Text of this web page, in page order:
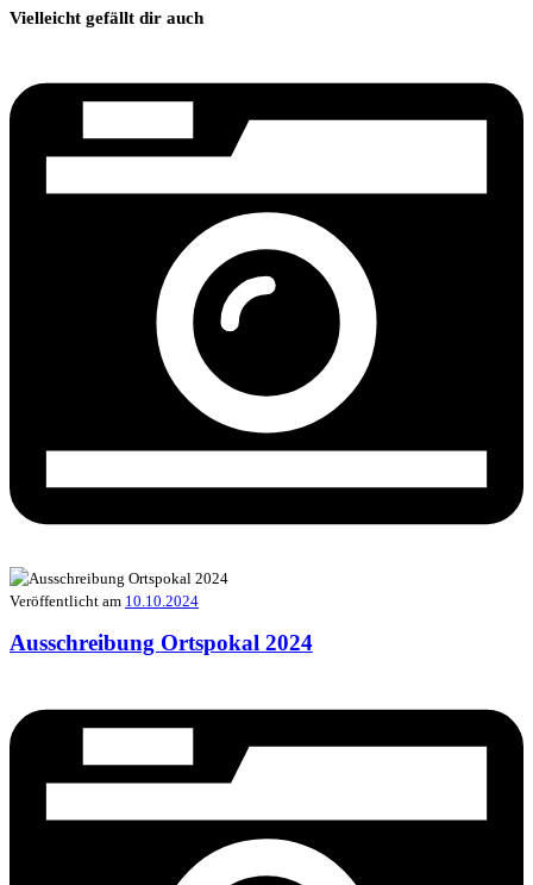
Vielleicht gefällt dir auch
Veröffentlicht am 10.10.2024
Ausschreibung Ortspokal 2024